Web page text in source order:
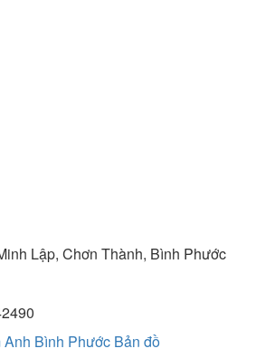
Lập, Chơn Thành, Bình Phước
Anh Bình Phước Bản đồ